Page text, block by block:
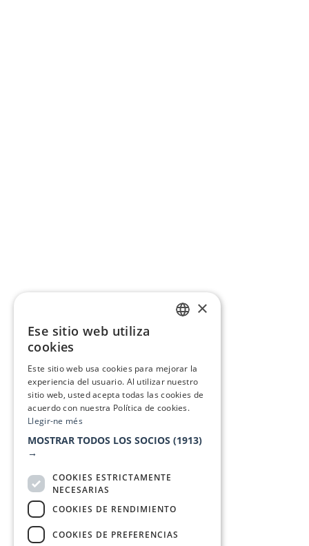
×
Ese sitio web utiliza
cookies
Este sitio web usa cookies para mejorar la
experiencia del usuario. Al utilizar nuestro
sitio web, usted acepta todas las cookies de
acuerdo con nuestra Política de cookies.
Llegir-ne més
MOSTRAR TODOS LOS SOCIOS (1913)
→
COOKIES ESTRICTAMENTE
NECESARIAS
COOKIES DE RENDIMIENTO
COOKIES DE PREFERENCIAS